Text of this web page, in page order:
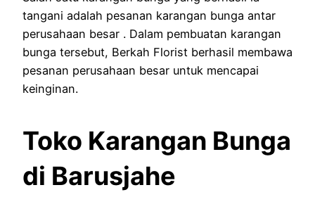
tangani adalah pesanan karangan bunga antar
perusahaan besar . Dalam pembuatan karangan
bunga tersebut, Berkah Florist berhasil membawa
pesanan perusahaan besar untuk mencapai
keinginan.
Toko Karangan Bunga
di Barusjahe